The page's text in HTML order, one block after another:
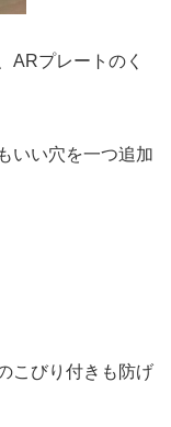
ARプレートのく
いい穴を一つ追加
こびり付きも防げ